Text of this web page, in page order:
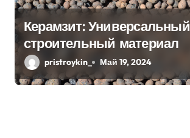
Керамзит: Универсальный
строительный материал
pristroykin_ Май 19, 2024